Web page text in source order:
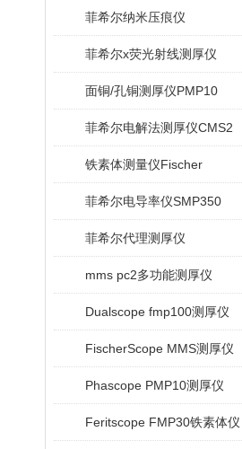
菲希尔纳米压痕仪
菲希尔x荧光射线测厚仪
面铜/孔铜测厚仪PMP10
菲希尔电解法测厚仪CMS2
铁素体测量仪Fischer
菲希尔电导率仪SMP350
菲希尔代理测厚仪
mms pc2多功能测厚仪
Dualscope fmp100测厚仪
FischerScope MMS测厚仪
Phascope PMP10测厚仪
Feritscope FMP30铁素体仪